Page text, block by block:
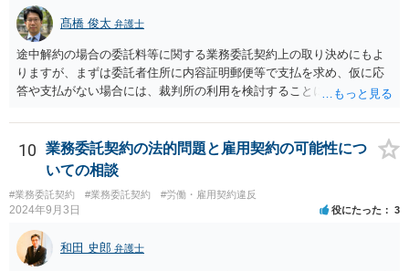
髙橋 俊太 弁護士
途中解約の場合の委託料等に関する業務委託契約上の取り決めにもよ
りますが、まずは委託者住所に内容証明郵便等で支払を求め、仮に応
答や支払がない場合には、裁判所の利用を検討することになるでしょ
10
業務委託契約の法的問題と雇用契約の可能性につ
いての相談
#業務委託契約 #業務委託契約 #労働・雇用契約違反
2024年9月3日 役にたった 3
和田 史郎 弁護士